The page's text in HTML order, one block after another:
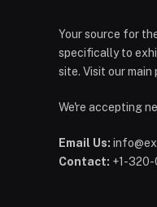
Your source for
specifically to
site. Visit our main
We're accepting
Email Us:
Contact: +1-